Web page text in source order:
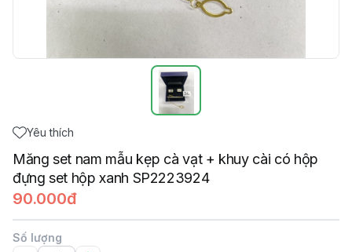
Yêu thích
Măng set nam mẫu kẹp cà vạt + khuy cài có hộp
đựng set hộp xanh SP2223924
90.000đ
Số lượng